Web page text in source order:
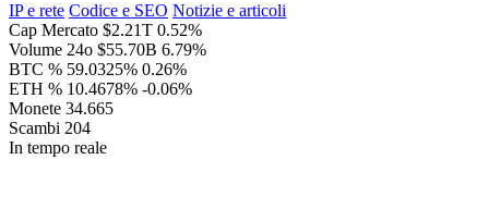
IP e rete Codice e SEO Notizie e articoli
Cap Mercato $2.21T 0.52%
Volume 24o $55.70B 6.79%
BTC % 59.0325% 0.26%
ETH % 10.4678% -0.06%
Monete 34.665
Scambi 204
In tempo reale